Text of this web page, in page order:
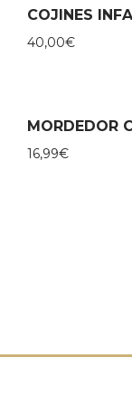
COJINES
40,00€
MORDEDOR
16,99€